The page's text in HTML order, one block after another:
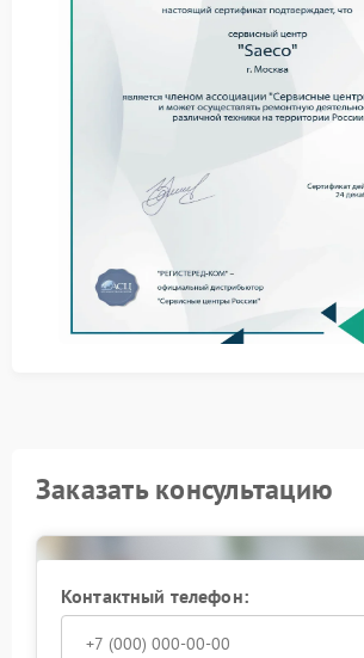
причину и предотвратить
Что можно сделать до
следующие моменты:
подключение к электросети и
состояние кнопки включения;
работу после полного отключения
несколько минут.
Если отключение продолжается,
При повторяющихся отключениях
SAECO проводится диагностика
Такой подход позволяет устранить
вернуть стабильную работу
Заказать консультацию
Контактный телефон: